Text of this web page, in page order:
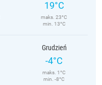
19°C
maks. 23°C
min. 13°C
Grudzień
-4°C
maks. 1°C
min. -8°C